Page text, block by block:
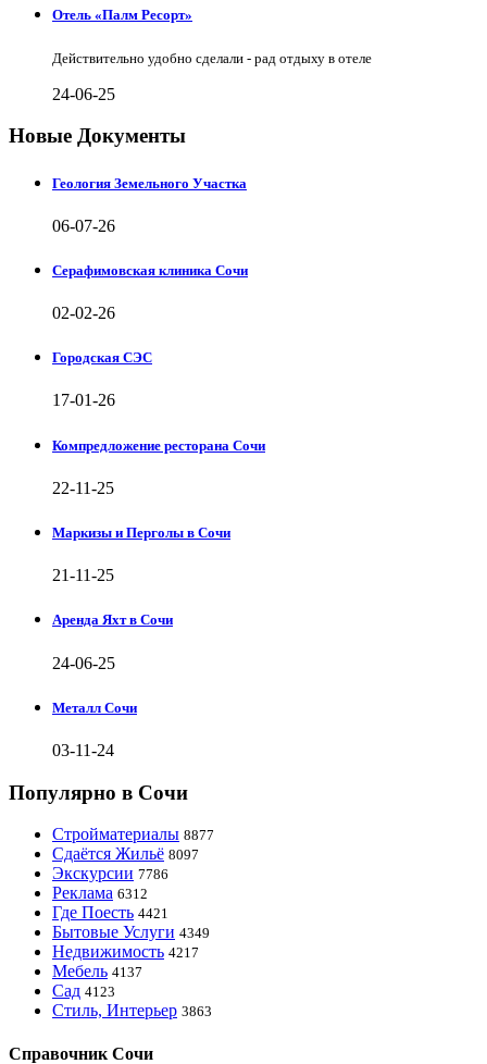
Отель «Палм Ресорт»
Действительно удобно сделали - рад отдыху в отеле
24-06-25
Новые Документы
Геология Земельного Участка
06-07-26
Серафимовская клиника Сочи
02-02-26
Городская СЭС
17-01-26
Компредложение ресторана Сочи
22-11-25
Маркизы и Перголы в Сочи
21-11-25
Аренда Яхт в Сочи
24-06-25
Металл Сочи
03-11-24
Популярно в Сочи
Стройматериалы 8877
Сдаётся Жильё 8097
Экскурсии 7786
Реклама 6312
Где Поесть 4421
Бытовые Услуги 4349
Недвижимость 4217
Мебель 4137
Сад 4123
Стиль, Интерьер 3863
Справочник Сочи